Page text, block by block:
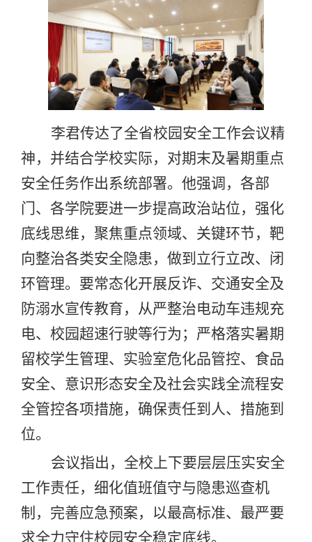
李君传达了全省校园安全工作会议精
神，并结合学校实际，对期末及暑期重点
安全任务作出系统部署。他强调，各部
门、各学院要进一步提高政治站位，强化
底线思维，聚焦重点领域、关键环节，靶
向整治各类安全隐患，做到立行立改、闭
环管理。要常态化开展反诈、交通安全及
防溺水宣传教育，从严整治电动车违规充
电、校园超速行驶等行为；严格落实暑期
留校学生管理、实验室危化品管控、食品
安全、意识形态安全及社会实践全流程安
全管控各项措施，确保责任到人、措施到
位。
会议指出，全校上下要层层压实安全
工作责任，细化值班值守与隐患巡查机
制，完善应急预案，以最高标准、最严要
求全力守住校园安全稳定底线。